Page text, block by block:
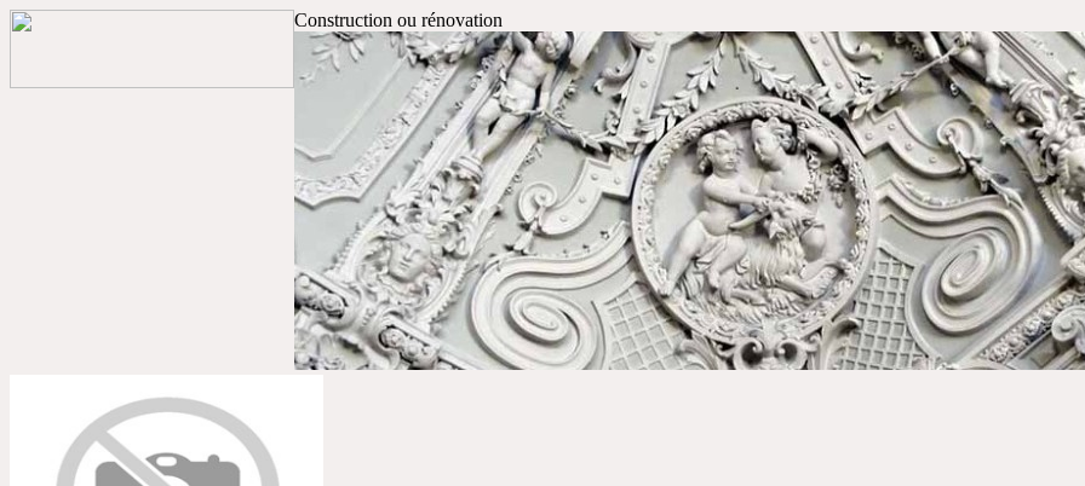
Construction ou rénovation